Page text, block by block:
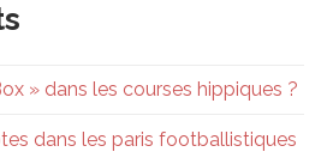
» dans les courses hippiques ?
dans les paris footballistiques